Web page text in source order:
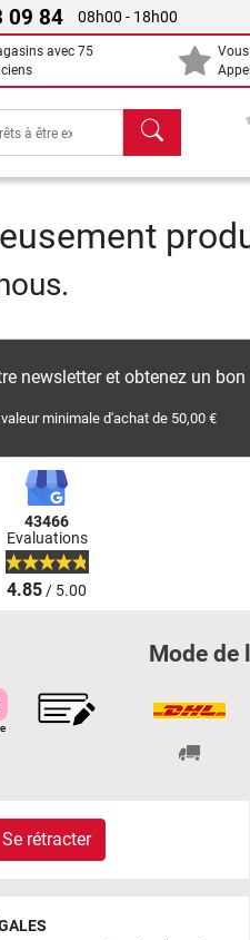
09 84 08h00 - 18h00
avec 75
chercher
newsletter et obtenez un bon
minimale d'achat de 50,00 €
43466
Evaluations
4.85/ 5.00
Mode de
Se rétracter